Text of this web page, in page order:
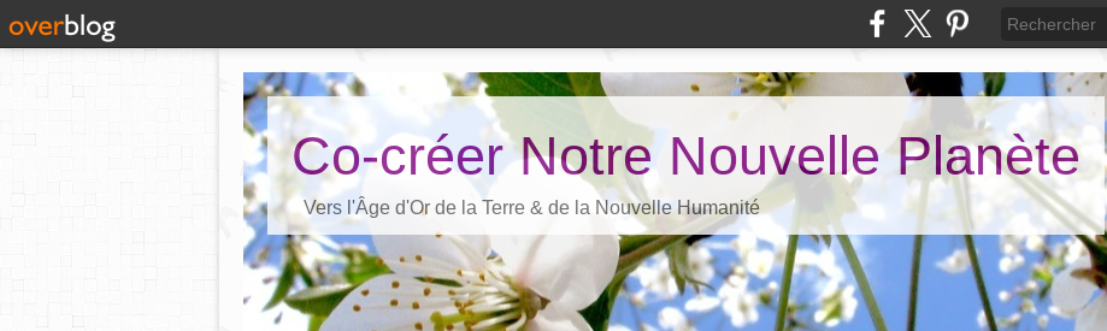
Co-créer Notre Nouvelle Planète
Vers l'Âge d'Or de la Terre & de la Nouvelle Humanité